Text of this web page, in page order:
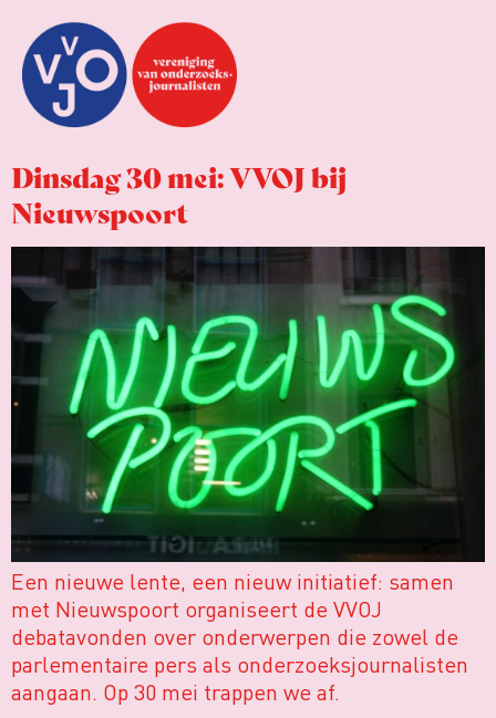
Dinsdag 30 mei: VVOJ bij
Nieuwspoort
Een nieuwe lente, een nieuw initiatief: samen
met Nieuwspoort organiseert de VVOJ
debatavonden over onderwerpen die zowel de
parlementaire pers als onderzoeksjournalisten
aangaan. Op 30 mei trappen we af.